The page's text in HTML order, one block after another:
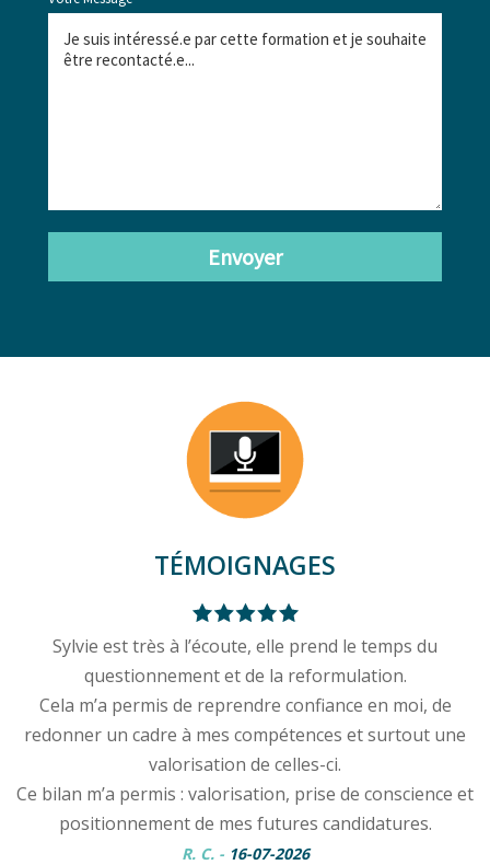
Envoyer
TÉMOIGNAGES
Sylvie est très à l’écoute, elle prend le temps du
questionnement et de la reformulation.
Cela m’a permis de reprendre confiance en moi, de
redonner un cadre à mes compétences et surtout une
valorisation de celles-ci.
Ce bilan m’a permis : valorisation, prise de conscience et
positionnement de mes futures candidatures.
R. C. - 16-07-2026